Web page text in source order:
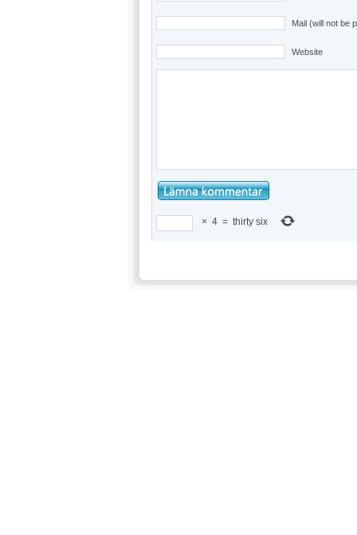
Mail (will not be
Website
× 4 = thirty six